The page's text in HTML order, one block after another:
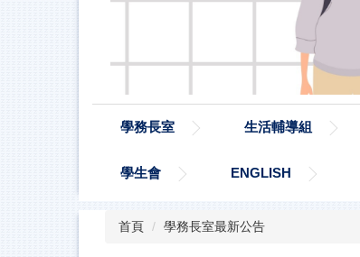
學務長室 生活輔導組
學生會 ENGLISH
首頁 學務長室最新公告